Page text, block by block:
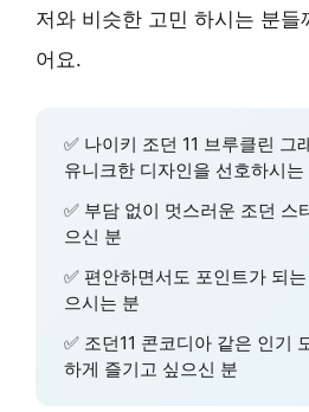
저와 비슷한 고민 하시는 분들
어요.
✅ 나이키 조던 11 브루클린 그
유니크한 디자인을 선호하시는
✅ 부담 없이 멋스러운 조던 스
으신 분
✅ 편안하면서도 포인트가 되
으시는 분
✅ 조던11 콘코디아 같은 인기
하게 즐기고 싶으신 분